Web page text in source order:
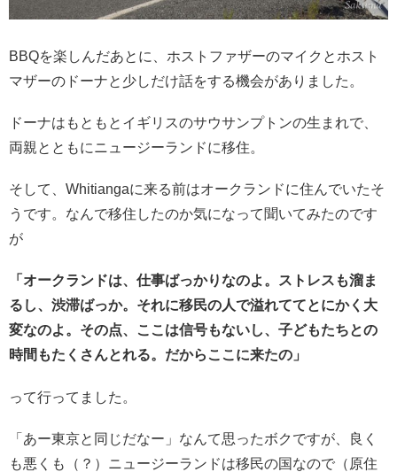
BBQを楽しんだあとに、ホストファザーのマイクとホスト
マザーのドーナと少しだけ話をする機会がありました。
ドーナはもともとイギリスのサウサンプトンの生まれで、
両親とともにニュージーランドに移住。
そして、Whitiangaに来る前はオークランドに住んでいたそ
うです。なんで移住したのか気になって聞いてみたのです
が
「オークランドは、仕事ばっかりなのよ。ストレスも溜ま
るし、渋滞ばっか。それに移民の人で溢れててとにかく大
変なのよ。その点、ここは信号もないし、子どもたちとの
時間もたくさんとれる。だからここに来たの」
って行ってました。
「あー東京と同じだなー」なんて思ったボクですが、良く
も悪くも（？）ニュージーランドは移民の国なので（原住